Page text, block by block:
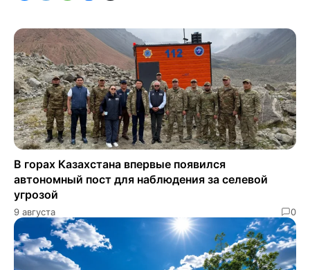
В горах Казахстана впервые появился
автономный пост для наблюдения за селевой
угрозой
9 августа 0